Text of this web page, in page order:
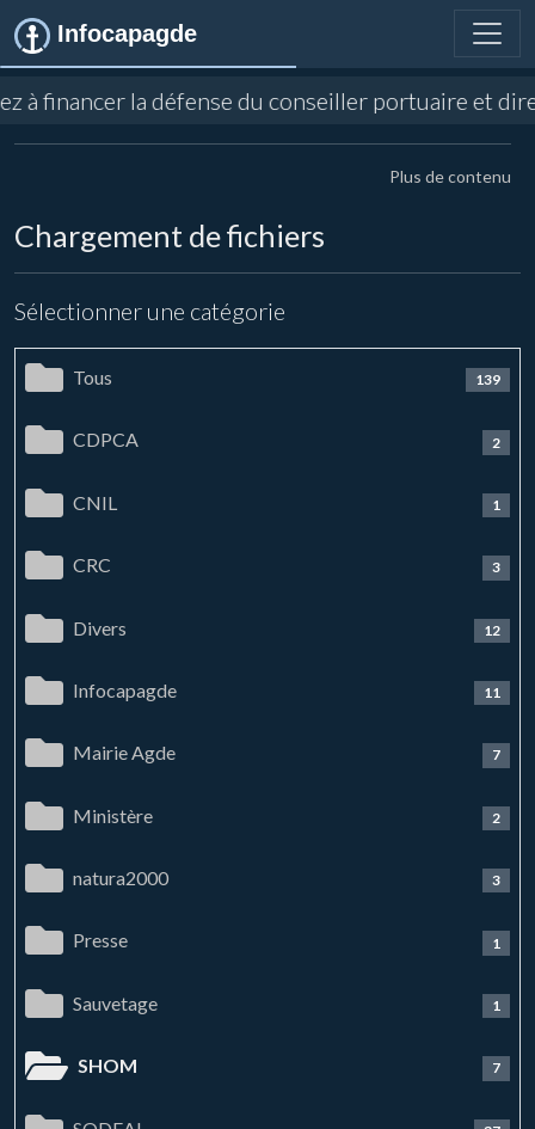
Infocapagde
à financer la défense du conseiller portuaire et
Plus de contenu
Chargement de fichiers
Sélectionner une catégorie
Tous 139
CDPCA 2
CNIL 1
CRC 3
Divers 12
Infocapagde 11
Mairie Agde 7
Ministère 2
natura2000 3
Presse 1
Sauvetage 1
SHOM 7